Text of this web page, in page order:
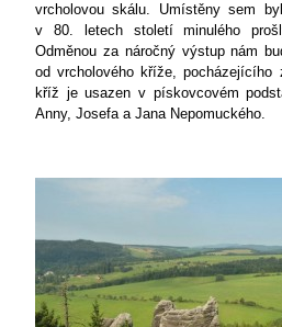
vrcholovou skálu. Umístěny sem
v 80. letech století minulého
Odměnou za náročný výstup nám
od vrcholového kříže, pocházejícího
kříž je usazen v pískovcovém
Anny, Josefa a Jana Nepomuckého.